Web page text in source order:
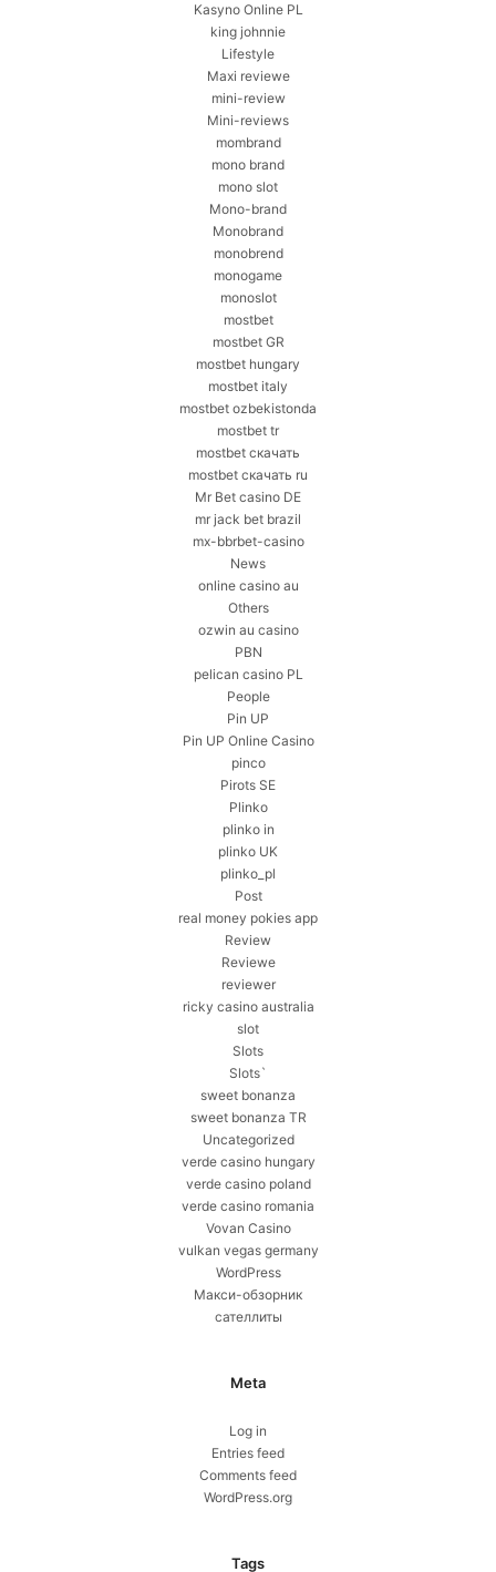
Kasyno Online PL
king johnnie
Lifestyle
Maxi reviewe
mini-review
Mini-reviews
mombrand
mono brand
mono slot
Mono-brand
Monobrand
monobrend
monogame
monoslot
mostbet
mostbet GR
mostbet hungary
mostbet italy
mostbet ozbekistonda
mostbet tr
mostbet скачать
mostbet скачать ru
Mr Bet casino DE
mr jack bet brazil
mx-bbrbet-casino
News
online casino au
Others
ozwin au casino
PBN
pelican casino PL
People
Pin UP
Pin UP Online Casino
pinco
Pirots SE
Plinko
plinko in
plinko UK
plinko_pl
Post
real money pokies app
Review
Reviewe
reviewer
ricky casino australia
slot
Slots
Slots`
sweet bonanza
sweet bonanza TR
Uncategorized
verde casino hungary
verde casino poland
verde casino romania
Vovan Casino
vulkan vegas germany
WordPress
Макси-обзорник
сателлиты
Meta
Log in
Entries feed
Comments feed
WordPress.org
Tags